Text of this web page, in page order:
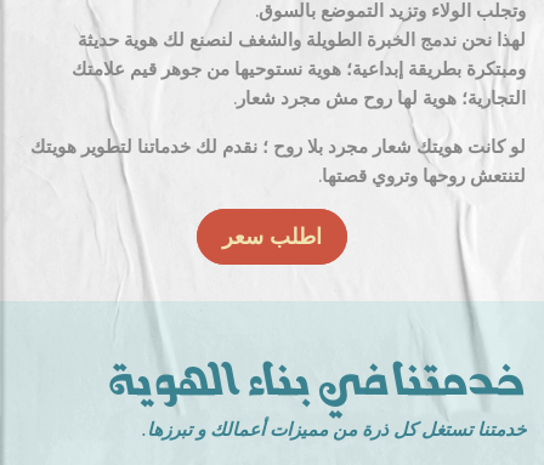
وتجلب الولاء وتزيد التموضع بالسوق.
لهذا نحن ندمج الخبرة الطويلة والشغف لنصنع لك هوية حديثة
ومبتكرة بطريقة إبداعية؛ هوية نستوحيها من جوهر قيم علامتك
التجارية؛ هوية لها روح مش مجرد شعار.
لو كانت هويتك شعار مجرد بلا روح ؛ نقدم لك خدماتنا لتطوير هويتك
لتنتعش روحها وتروي قصتها.
اطلب سعر
خدمتنا في بناء الهوية
خدمتنا تستغل كل ذرة من مميزات أعمالك و تبرزها.